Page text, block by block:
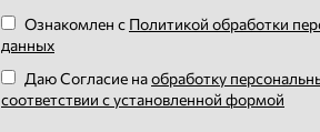
Ознакомлен с Политикой обработки
данных
Даю Согласие наобработку
соответствии с установленной формой